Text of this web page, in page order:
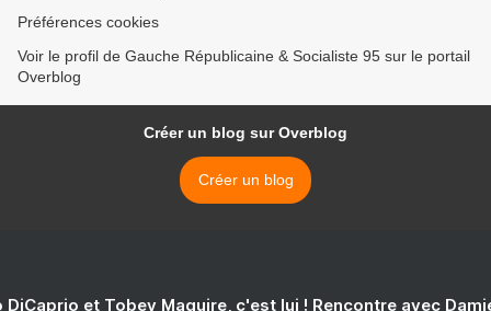
Préférences cookies
Voir le profil de Gauche Républicaine & Socialiste 95 sur le portail
Overblog
Créer un blog sur Overblog
Créer un blog
DiCaprio et Tobey Maguire, c'est lui ! Rencontre avec